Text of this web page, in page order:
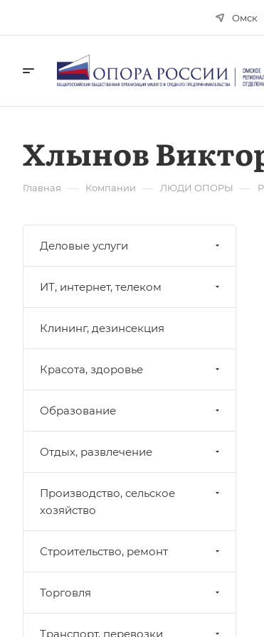
Омск
Хлынов
Главная — Компании — ЛЮДИ ОПОРЫ —
Деловые услуги
ИТ, интернет, телеком
Клининг, дезинсекция
Красота, здоровье
Образование
Отдых, развлечение
Производство, сельское
хозяйство
Строительство, ремонт
Торговля
Транспорт, перевозки